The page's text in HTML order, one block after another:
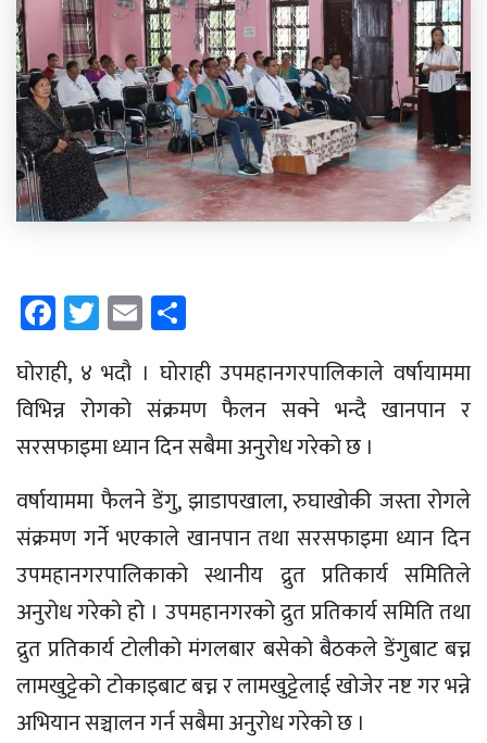
Facebook
Twitter
Email
घोराही, ४ भदौ । घोराही उपमहानगरपालिकाले वर्षायाममा
विभिन्न रोगको संक्रमण फैलन सक्ने भन्दै खानपान र
सरसफाइमा ध्यान दिन सबैमा अनुरोध गरेको छ ।
वर्षायाममा फैलने डेंगु, झाडापखाला, रुघाखोकी जस्ता रोगले
संक्रमण गर्ने भएकाले खानपान तथा सरसफाइमा ध्यान दिन
उपमहानगरपालिकाको स्थानीय द्रुत प्रतिकार्य समितिले
अनुरोध गरेको हो । उपमहानगरको द्रुत प्रतिकार्य समिति तथा
द्रुत प्रतिकार्य टोलीको मंगलबार बसेको बैठकले डेंगुबाट बच्न
लामखुट्टेको टोकाइबाट बच्न र लामखुट्टेलाई खोजेर नष्ट गर भन्ने
अभियान सञ्चालन गर्न सबैमा अनुरोध गरेको छ ।